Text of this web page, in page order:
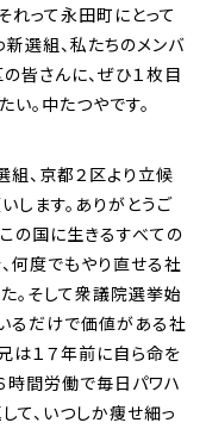
れって永田町にとって
選組、私たちのメンバ
皆さんに、ぜひ１枚目
。中たつやです。
組、京都２区より立候
します。ありがとうご
の国に生きるすべての
何度でもやり直せる社
。そして衆議院選挙始
いるだけで価値がある社
は１７年前に自ら命を
時間労働で毎日パワハ
て、いつしか痩せ細っ